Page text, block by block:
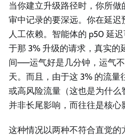
当你建立升级路径时，你所
审中记录的要深远。你在延
人工依赖。智能体的 p50 延
于那 3% 升级的请求，真实的
间——运气好是几分钟，运气
天。而且，由于这 3% 的流量
或高风险流量（这也是为什
并非长尾影响，而往往是核心
这种情况以两种不符合直觉的